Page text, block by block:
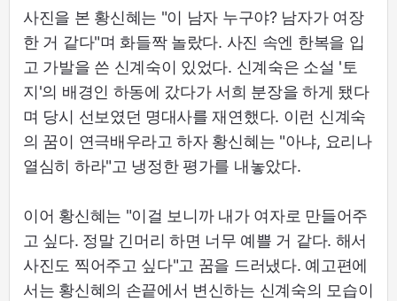
사진을 본 황신혜는 "이 남자 누구야? 남자가 여장
한 거 같다"며 화들짝 놀랐다. 사진 속엔 한복을 입
고 가발을 쓴 신계숙이 있었다. 신계숙은 소설 '토
지'의 배경인 하동에 갔다가 서희 분장을 하게 됐다
며 당시 선보였던 명대사를 재연했다. 이런 신계숙
의 꿈이 연극배우라고 하자 황신혜는 "아냐, 요리나
열심히 하라"고 냉정한 평가를 내놓았다.
이어 황신혜는 "이걸 보니까 내가 여자로 만들어주
고 싶다. 정말 긴머리 하면 너무 예쁠 거 같다. 해서
사진도 찍어주고 싶다"고 꿈을 드러냈다. 예고편에
서는 황신혜의 손끝에서 변신하는 신계숙의 모습이